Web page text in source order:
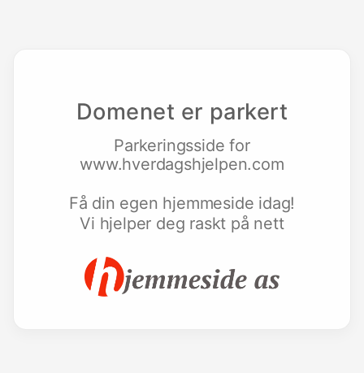
Domenet er parkert
Parkeringsside for
www.hverdagshjelpen.com
Få din egen hjemmeside idag!
Vi hjelper deg raskt på nett